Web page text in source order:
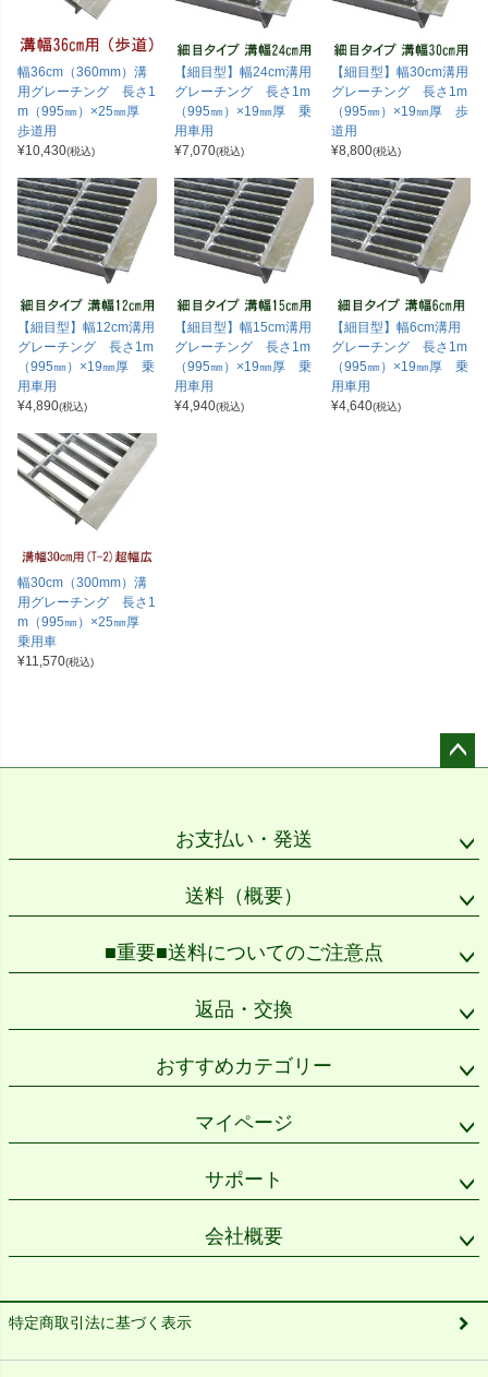
幅36cm（360mm）溝
用グレーチング 長さ1
m（995㎜）×25㎜厚
歩道用
¥10,430(税込)
【細目型】幅24cm溝用
グレーチング 長さ1m
（995㎜）×19㎜厚 乗
用車用
¥7,070(税込)
【細目型】幅30cm溝用
グレーチング 長さ1m
（995㎜）×19㎜厚 歩
道用
¥8,800(税込)
【細目型】幅12cm溝用
グレーチング 長さ1m
（995㎜）×19㎜厚 乗
用車用
¥4,890(税込)
【細目型】幅15cm溝用
グレーチング 長さ1m
（995㎜）×19㎜厚 乗
用車用
¥4,940(税込)
【細目型】幅6cm溝用
グレーチング 長さ1m
（995㎜）×19㎜厚 乗
用車用
¥4,640(税込)
幅30cm（300mm）溝
用グレーチング 長さ1
m（995㎜）×25㎜厚
乗用車
¥11,570(税込)
お支払い・発送
送料（概要）
■重要■送料についてのご注意点
返品・交換
おすすめカテゴリー
マイページ
サポート
会社概要
特定商取引法に基づく表示